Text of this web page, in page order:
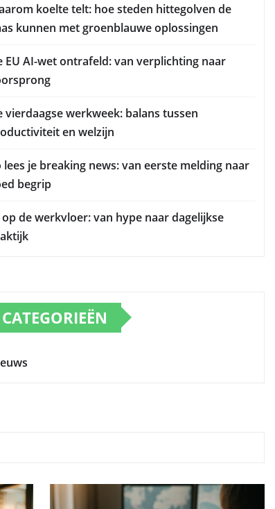
koelte telt: hoe steden hittegolven de
kunnen met groenblauwe oplossingen
EU AI-wet ontrafeld: van verplichting naar
vierdaagse werkweek: balans tussen
en welzijn
lees je breaking news: van eerste melding naar
begrip
de werkvloer: van hype naar dagelijkse
CATEGORIEËN